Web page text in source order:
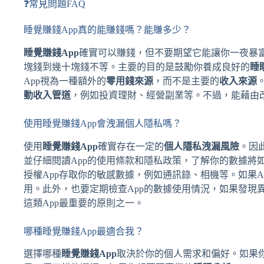
❓常見問題FAQ
睡覺賺錢App真的能賺錢嗎？能賺多少？
睡覺賺錢App確實可以賺錢，但不要期望它能讓你一夜暴
塊錢到幾十塊錢不等。主要的目的是鼓勵你養成良好的睡
App視為一種額外的零用錢來源 ，而不是主要的收入來源
動收入管道 ，例如投資理財、經營副業等。不過，能藉
使用睡覺賺錢App會洩漏個人隱私嗎？
使用 睡覺賺錢App確實存在一定的個人隱私洩漏風險 。因
並仔細閱讀App的使用條款和隱私政策，了解你的數據
授權App存取你的敏感數據，例如通訊錄、相機等。如
用。此外，也要定期檢查App的數據使用情況，如果發
這類App最重要的原則之一。
哪種睡覺賺錢App最適合我？
選擇哪種睡覺賺錢App取決於你的個人需求和偏好。如果